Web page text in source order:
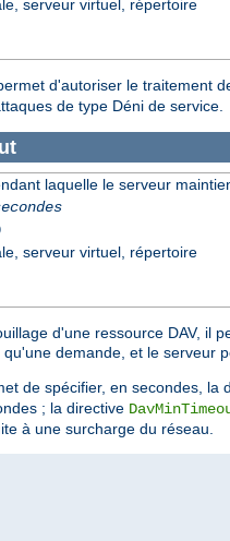
serveur virtuel, répertoire
d'autoriser le traitement
de type Déni de service.
laquelle le serveur
serveur virtuel, répertoire
d'une ressource DAV, il
demande, et le serveur
de spécifier, en secondes, la
; la directive
à une surcharge du réseau.